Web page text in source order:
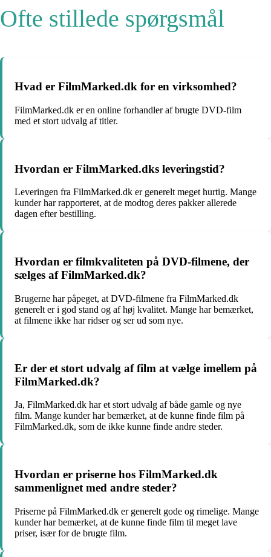
Ofte stillede spørgsmål
Hvad er FilmMarked.dk for en virksomhed?
FilmMarked.dk er en online forhandler af brugte DVD-film
med et stort udvalg af titler.
Hvordan er FilmMarked.dks leveringstid?
Leveringen fra FilmMarked.dk er generelt meget hurtig. Mange
kunder har rapporteret, at de modtog deres pakker allerede
dagen efter bestilling.
Hvordan er filmkvaliteten på DVD-filmene, der
sælges af FilmMarked.dk?
Brugerne har påpeget, at DVD-filmene fra FilmMarked.dk
generelt er i god stand og af høj kvalitet. Mange har bemærket,
at filmene ikke har ridser og ser ud som nye.
Er der et stort udvalg af film at vælge imellem på
FilmMarked.dk?
Ja, FilmMarked.dk har et stort udvalg af både gamle og nye
film. Mange kunder har bemærket, at de kunne finde film på
FilmMarked.dk, som de ikke kunne finde andre steder.
Hvordan er priserne hos FilmMarked.dk
sammenlignet med andre steder?
Priserne på FilmMarked.dk er generelt gode og rimelige. Mange
kunder har bemærket, at de kunne finde film til meget lave
priser, især for de brugte film.